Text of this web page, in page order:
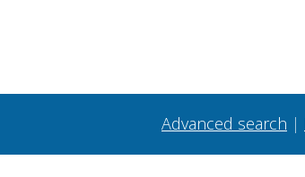
Advanced search |